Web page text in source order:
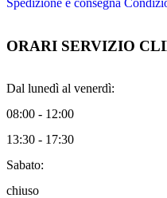
Spedizione e consegna
ORARI SERVIZIO
Dal lunedì al venerdì:
08:00 - 12:00
13:30 - 17:30
Sabato:
chiuso